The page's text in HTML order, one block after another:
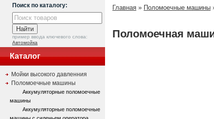
Поиск по каталогу:
пример ввода ключевого слова:
Автомойка
Каталог
Мойки высокого давленния
Поломоечные машины
Аккумуляторные поломоечные
машины
Аккумуляторные поломоечные
Главная » Поломоечные машины
Поломоечная